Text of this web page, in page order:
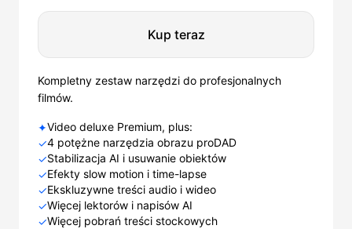
Kup teraz
Kompletny zestaw narzędzi do profesjonalnych
filmów.
✦Video deluxe Premium, plus:
✓4 potężne narzędzia obrazu proDAD
✓Stabilizacja AI i usuwanie obiektów
✓Efekty slow motion i time-lapse
✓Ekskluzywne treści audio i wideo
✓Więcej lektorów i napisów AI
✓Więcej pobrań treści stockowych